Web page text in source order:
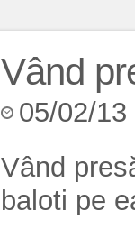
Vând
05/02/13
Vând
baloti pe